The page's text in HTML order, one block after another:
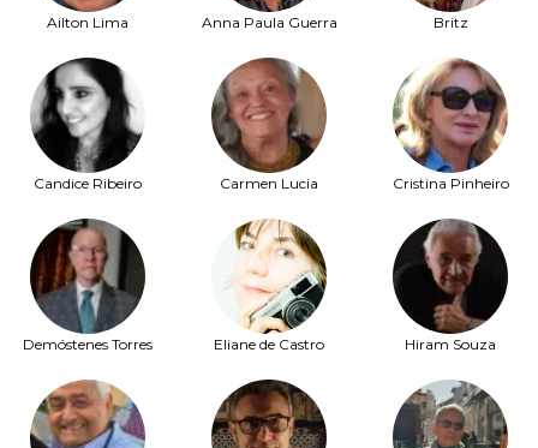
Ailton Lima Anna Paula Guerra Britz
Candice Ribeiro Carmen Lucia Cristina Pinheiro
Demóstenes Torres Eliane de Castro Hiram Souza